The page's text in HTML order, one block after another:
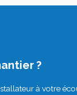
?
à votre